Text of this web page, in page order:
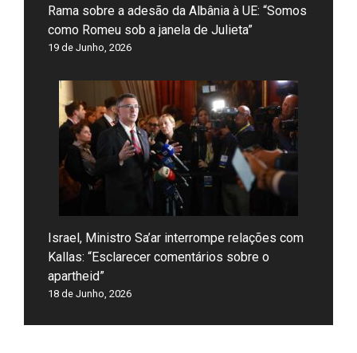
Rama sobre a adesão da Albânia à UE: “Somos
como Romeu sob a janela de Julieta”
19 de Junho, 2026
Israel, Ministro Sa’ar interrompe relações com
Kallas: “Esclarecer comentários sobre o
apartheid”
18 de Junho, 2026